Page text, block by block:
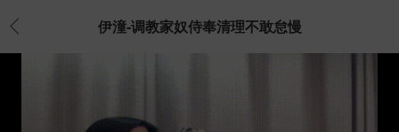
伊潼-调教家奴侍奉清理不敢怠慢